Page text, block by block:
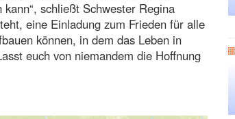
schließt Schwester Regina
eine Einladung zum Frieden für alle
können, in dem das Leben in
euch von niemandem die Hoffnung